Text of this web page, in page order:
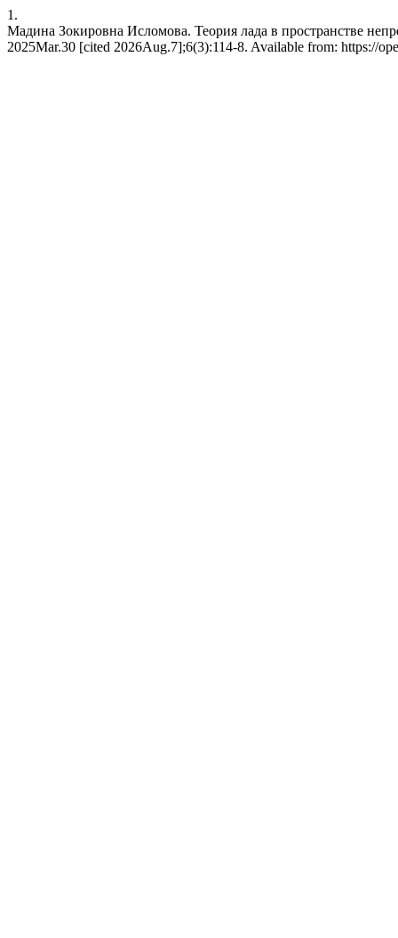
1.
Мадина Зокировна Исломова. Теория лада в пространстве
2025Mar.30 [cited 2026Aug.7];6(3):114-8. Available from: https://